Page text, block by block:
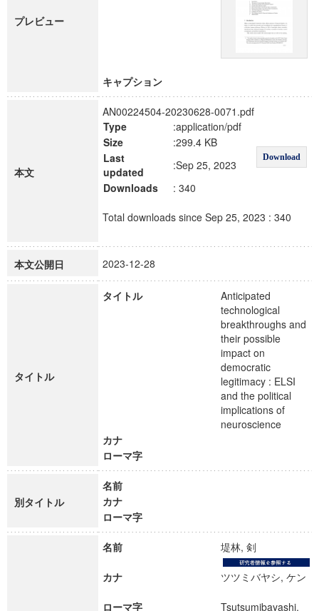
プレビュー
キャプション
本文
AN00224504-20230628-0071.pdf
Type
:application/pdf
Download
Size
:299.4 KB
Last
updated
:Sep 25, 2023
Downloads
: 340
Total downloads since Sep 25, 2023 : 340
本文公開日 2023-12-28
タイトル
タイトル
Anticipated
technological
breakthroughs and
their possible
impact on
democratic
legitimacy : ELSI
and the political
implications of
neuroscience
カナ
ローマ字
別タイトル
名前
カナ
ローマ字
名前 堤林, 剣
カナ ツツミバヤシ, ケン
ローマ字
Tsutsumibayashi,